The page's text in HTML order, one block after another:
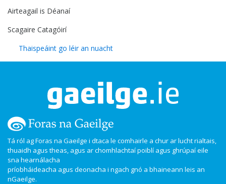
Airteagail is Déanaí
Scagaire Catagóirí
Thaispeáint go léir an nuacht
Tá ról ag Foras na Gaeilge i dtaca le comhairle a chur ar lucht rialtais,
thuaidh agus theas, agus ar chomhlachtaí poiblí agus ghrúpaí eile
sna hearnálacha
príobháideacha agus deonacha i ngach gnó a bhaineann leis an
nGaeilge.